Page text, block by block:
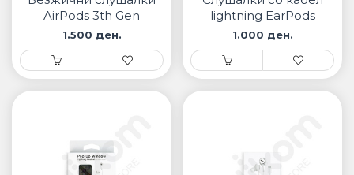
AirPods 3th Gen
1.500 ден.
lightning EarPods
1.000 ден.